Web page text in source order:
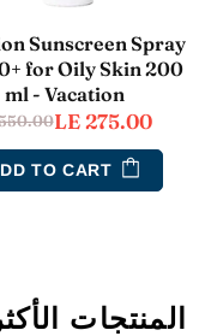
Sunscreen Spray
for Oily Skin 200
ml - Vacation
LE 275.00
TO CART
المنتجات